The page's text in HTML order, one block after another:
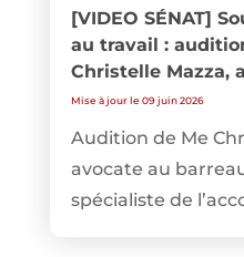
[VIDEO SÉNAT]
au travail :
Christelle Mazza,
Mise à jour le 09 juin 2026
Audition de Me
avocate au
spécialiste de